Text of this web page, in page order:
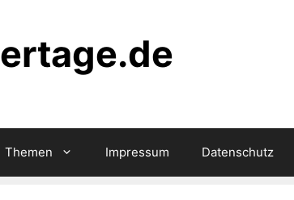
Themen Impressum Datenschutz